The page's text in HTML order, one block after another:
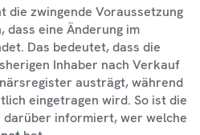
die zwingende Voraussetzung
eine Änderung im
Das bedeutet, dass die
Inhaber nach Verkauf
austrägt, während
eingetragen wird. So ist die
informiert, wer welche